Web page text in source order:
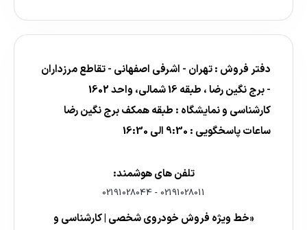
دفتر فروش : تهران - اشرفی اصفهانی - تقاطع مرزداران
- برج نگین رضا ، طبقه 16 شمالی، واحد 1602
کارشناسی و نمایشگاه : طبقه همکف برج نگین رضا
ساعات پاسخگویی : 9:30 الی 16:30
تلفن های هوشمند:
02191028011
-
02191028044
«خط ویژه فروش خودروی شخصی | کارشناسی و